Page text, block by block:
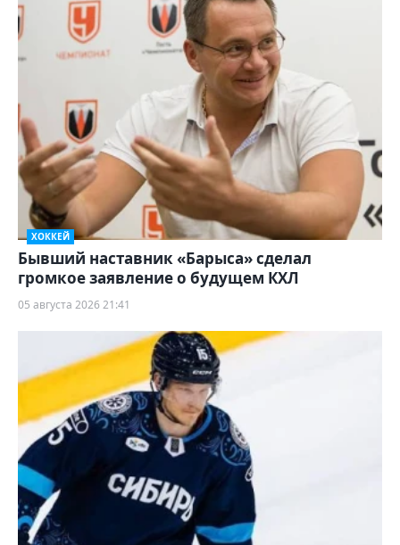
ХОККЕЙ
Бывший наставник «Барыса» сделал
громкое заявление о будущем КХЛ
05 августа 2026 21:41